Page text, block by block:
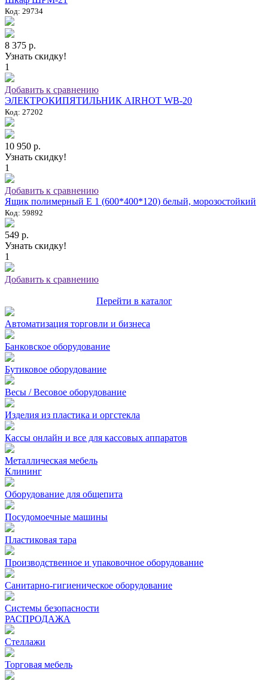
Код: 29734
8 375 р.
Узнать скидку!
1
Добавить к сравнению
ЭЛЕКТРОКИПЯТИЛЬНИК AIRHOT WB-20
Код: 27202
10 950 р.
Узнать скидку!
1
Добавить к сравнению
Ящик полимерный E 1 (600*400*120) белый, морозостойкий
Код: 59892
549 р.
Узнать скидку!
1
Добавить к сравнению
Перейти в каталог
Автоматизация торговли и бизнеса
Банковское оборудование
Бутиковое оборудование
Весы / Весовое оборудование
Изделия из пластика и оргстекла
Кассы онлайн и все для кассовых аппаратов
Металлическая мебель
Клининг
Оборудование для общепита
Посудомоечные машины
Пластиковая тара
Производственное и упаковочное оборудование
Санитарно-гигиеническое оборудование
Системы безопасности
РАСПРОДАЖА
Стеллажи
Торговая мебель